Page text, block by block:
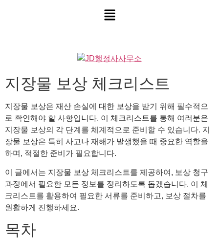
지장물 보상 체크리스트
지장물 보상은 재산 손실에 대한 보상을 받기 위해 필수적으
로 확인해야 할 사항입니다. 이 체크리스트를 통해 여러분은
지장물 보상의 각 단계를 체계적으로 준비할 수 있습니다. 지
장물 보상은 특히 사고나 재해가 발생했을 때 중요한 역할을
하며, 적절한 준비가 필요합니다.
이 글에서는 지장물 보상 체크리스트를 제공하여, 보상 청구
과정에서 필요한 모든 정보를 정리하도록 돕겠습니다. 이 체
크리스트를 활용하여 필요한 서류를 준비하고, 보상 절차를
원활하게 진행하세요.
목차